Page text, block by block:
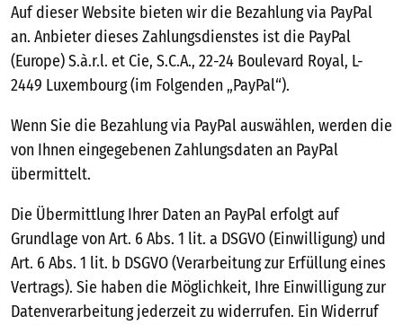
Auf dieser Website bieten wir die Bezahlung via PayPal
an. Anbieter dieses Zahlungsdienstes ist die PayPal
(Europe) S.à.r.l. et Cie, S.C.A., 22-24 Boulevard Royal, L-
2449 Luxembourg (im Folgenden „PayPal“).
Wenn Sie die Bezahlung via PayPal auswählen, werden die
von Ihnen eingegebenen Zahlungsdaten an PayPal
übermittelt.
Die Übermittlung Ihrer Daten an PayPal erfolgt auf
Grundlage von Art. 6 Abs. 1 lit. a DSGVO (Einwilligung) und
Art. 6 Abs. 1 lit. b DSGVO (Verarbeitung zur Erfüllung eines
Vertrags). Sie haben die Möglichkeit, Ihre Einwilligung zur
Datenverarbeitung jederzeit zu widerrufen. Ein Widerruf